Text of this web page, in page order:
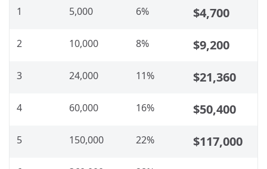
1 5,000 6% $4,700
2 10,000 8% $9,200
3 24,000 11% $21,360
4 60,000 16% $50,400
5 150,000 22% $117,000